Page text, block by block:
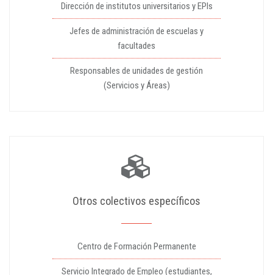
Dirección de institutos universitarios y EPIs
Jefes de administración de escuelas y
facultades
Responsables de unidades de gestión
(Servicios y Áreas)
Otros colectivos específicos
Centro de Formación Permanente
Servicio Integrado de Empleo (estudiantes,